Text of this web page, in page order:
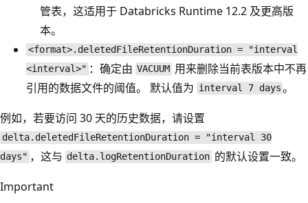
管表，这适用于 Databricks Runtime 12.2 及更高版
本。
<format>.deletedFileRetentionDuration = "interval
<interval>" ：确定由 VACUUM 用来删除当前表版本中不再
引用的数据文件的阈值。 默认值为 interval 7 days 。
例如，若要访问 30 天的历史数据，请设置
delta.deletedFileRetentionDuration = "interval 30
days" ，这与 delta.logRetentionDuration 的默认设置一致。
Important